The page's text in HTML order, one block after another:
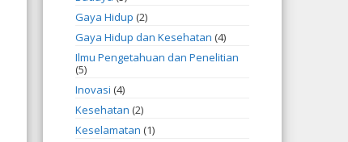
Gaya Hidup (2)
Gaya Hidup dan Kesehatan (4)
Ilmu Pengetahuan dan Penelitian
(5)
Inovasi (4)
Kesehatan (2)
Keselamatan (1)